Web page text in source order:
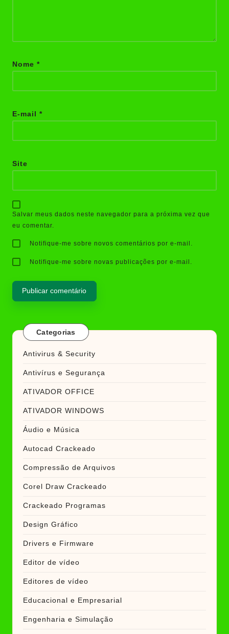
Nome *
E-mail *
Site
Salvar meus dados neste navegador para a próxima vez que
eu comentar.
Notifique-me sobre novos comentários por e-mail.
Notifique-me sobre novas publicações por e-mail.
Categorias
Antivirus & Security
Antivírus e Segurança
ATIVADOR OFFICE
ATIVADOR WINDOWS
Áudio e Música
Autocad Crackeado
Compressão de Arquivos
Corel Draw Crackeado
Crackeado Programas
Design Gráfico
Drivers e Firmware
Editor de vídeo
Editores de vídeo
Educacional e Empresarial
Engenharia e Simulação